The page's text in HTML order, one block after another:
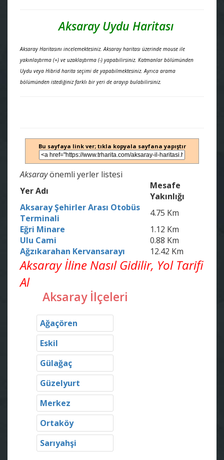
Aksaray Uydu Haritası
Aksaray Haritasını incelemektesiniz. Aksaray haritası üzerinde mouse ile
yakınlaştırma (+) ve uzaklaştırma (-) yapabilirsiniz. Katmanlar bölümünden
Uydu veya Hibrid harita seçimi de yapabilmektesiniz. Ayrıca arama
bölümünden istediğiniz farklı bir yeri de arayıp bulabilirsiniz.
Bu sayfaya link ver; tıkla kopyala sayfana yapıştır
Aksarayönemli yerler listesi
Yer Adı
Mesafe
Yakınlığı
Aksaray Şehirler Arası Otobüs
Terminali
4.75 Km
Eğri Minare
1.12 Km
Ulu Cami
0.88 Km
Ağzıkarahan Kervansarayı
12.42 Km
Aksaray İline Nasıl Gidilir, Yol Tarifi
Al
Aksaray İlçeleri
Ağaçören
Eskil
Gülağaç
Güzelyurt
Merkez
Ortaköy
Sarıyahşi